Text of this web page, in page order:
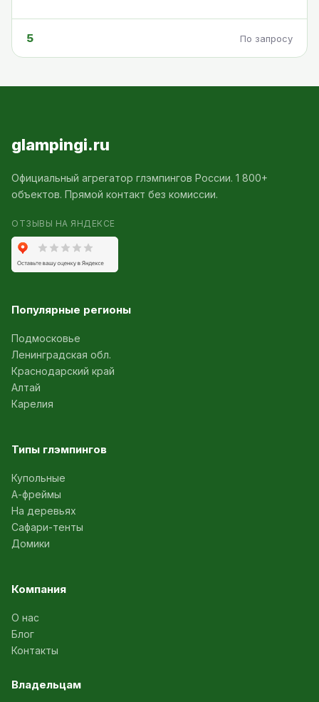
5 По запросу
glampingi.ru
Официальный агрегатор глэмпингов России. 1 800+
объектов. Прямой контакт без комиссии.
ОТЗЫВЫ НА ЯНДЕКСЕ
Популярные регионы
Подмосковье
Ленинградская обл.
Краснодарский край
Алтай
Карелия
Типы глэмпингов
Купольные
А-фреймы
На деревьях
Сафари-тенты
Домики
Компания
О нас
Блог
Контакты
Владельцам